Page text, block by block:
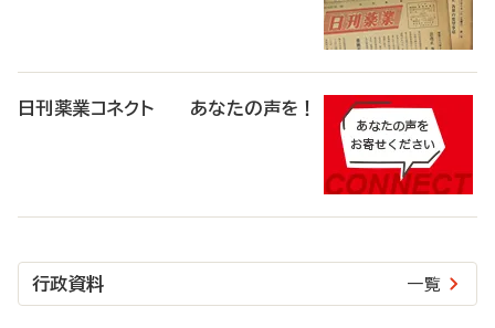
日刊薬業コネクト あなたの声を！
行政資料 一覧